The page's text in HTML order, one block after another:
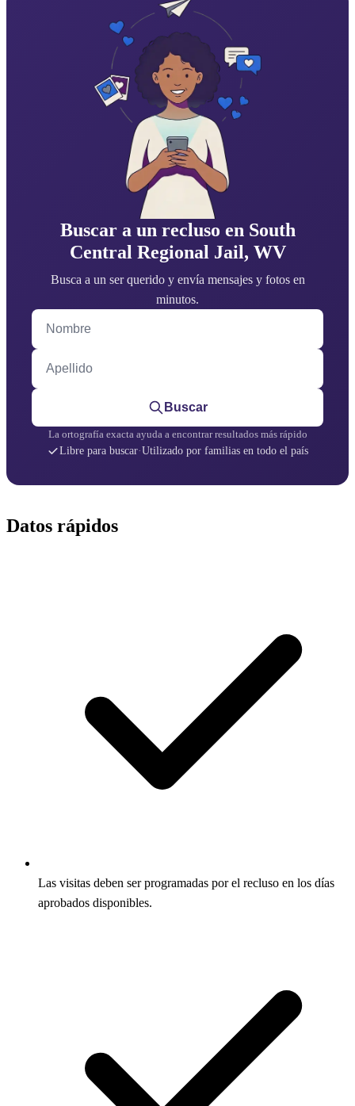
Buscar a un recluso en South
Central Regional Jail, WV
Busca a un ser querido y envía mensajes y fotos en
minutos.
Nombre
Apellido
Buscar
La ortografía exacta ayuda a encontrar resultados más rápido
Libre para buscar·Utilizado por familias en todo el país
Datos rápidos
Las visitas deben ser programadas por el recluso en los días
aprobados disponibles.